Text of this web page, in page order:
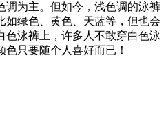
调为主。但如今，浅色调的泳裤
如绿色、黄色、天蓝等，但也会
色泳裤上，许多人不敢穿白色泳
只要随个人喜好而已！